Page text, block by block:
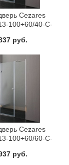
Cezares
100+60/40-C-
руб.
Cezares
100+60/60-C-
руб.